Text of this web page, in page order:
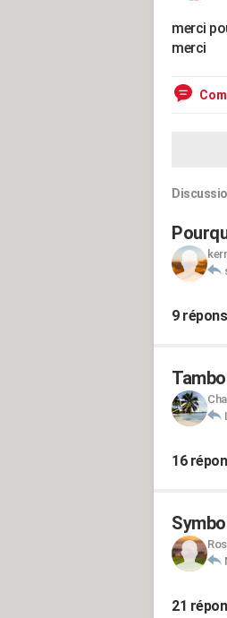
merci
merci
9
16
21